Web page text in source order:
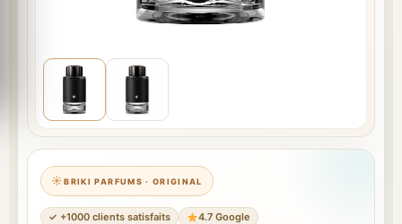
BRIKI PARFUMS · ORIGINAL
✓ +1000 clients satisfaits
4.7 Google